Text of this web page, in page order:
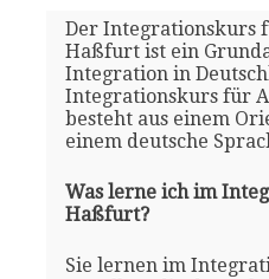
Der Integrationskurs
Haßfurt ist ein
Integration in
Integrationskurs für
besteht aus einem
einem deutsche
Was lerne ich im
Haßfurt?
Sie lernen im